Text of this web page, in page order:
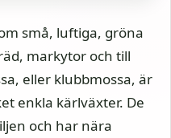
små, luftiga, gröna
markytor och till
eller klubbmossa, är
enkla kärlväxter. De
och har nära